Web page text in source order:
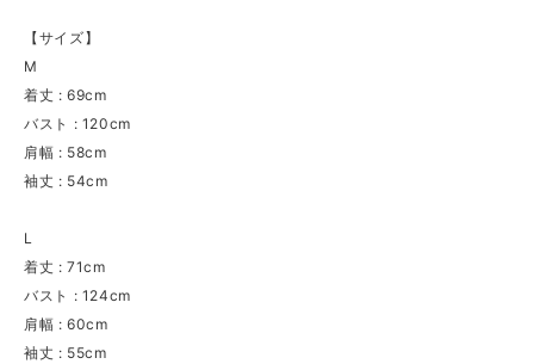
【サイズ】
M
着丈 : 69cm
バスト : 120cm
肩幅 : 58cm
袖丈 : 54cm
L
着丈 : 71cm
バスト : 124cm
肩幅 : 60cm
袖丈 : 55cm